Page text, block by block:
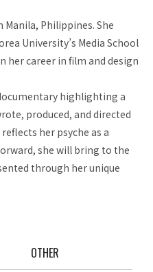
Manila, Philippines. She
University’s Media School
her career in film and design
highlighting a
produced, and directed
her psyche as a
she will bring to the
through her unique
OTHER